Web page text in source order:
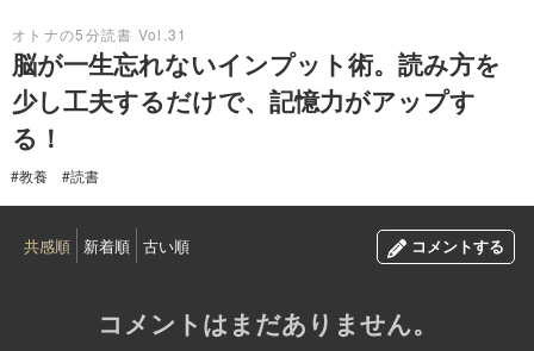
オトナの5分読書 Vol.31
脳が一生忘れないインプット術。読み方を
少し工夫するだけで、記憶力がアップす
る！
#教養 #読書
共感順 新着順 古い順 コメントする
コメントはまだありません。